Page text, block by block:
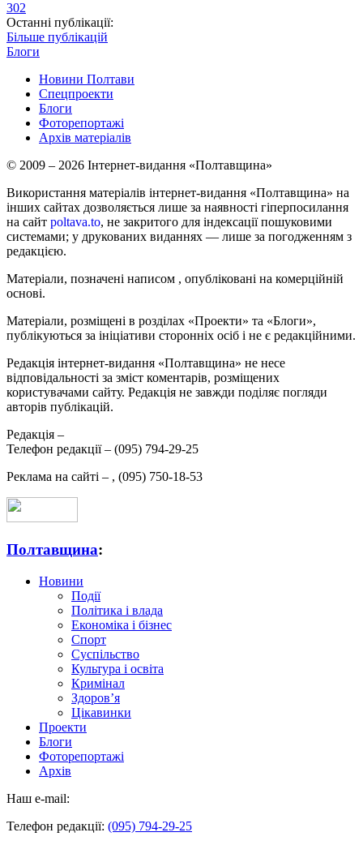
302
Останні публікації:
Більше публікацій
Блоги
Новини Полтави
Спецпроекти
Блоги
Фоторепортажі
Архів матеріалів
© 2009 – 2026 Інтернет-видання «Полтавщина»
Використання матеріалів інтернет-видання «Полтавщина» на
інших сайтах дозволяється лише за наявності гіперпосилання
на сайт poltava.to, не закритого для індексації пошуковими
системами; у друкованих виданнях — лише за погодженням з
редакцією.
Матеріали, позначені написом , опубліковані на комерційній
основі.
Матеріали, розміщені в розділах «Проекти» та «Блоги»,
публікуються за ініціативи сторонніх осіб і не є редакційними.
Редакція інтернет-видання «Полтавщина» не несе
відповідальності за зміст коментарів, розміщених
користувачами сайту. Редакція не завжди поділяє погляди
авторів публікацій.
Редакція –
Телефон редакції – (095) 794-29-25
Реклама на сайті – , (095) 750-18-53
Полтавщина:
Новини
Події
Політика і влада
Економіка і бізнес
Спорт
Суспільство
Культура і освіта
Кримінал
Здоров’я
Цікавинки
Проекти
Блоги
Фоторепортажі
Архів
Наш e-mail:
Телефон редакції: (095) 794-29-25